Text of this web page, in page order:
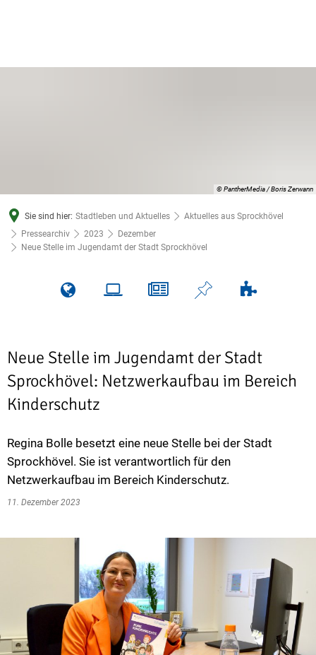
© PantherMedia / Boris Zerwann
Sie sind hier: Stadtleben und Aktuelles
Aktuelles aus Sprockhövel
Pressearchiv
2023
Dezember
Neue Stelle im Jugendamt der Stadt Sprockhövel
Neue Stelle im Jugendamt der Stadt
Sprockhövel: Netzwerkaufbau im Bereich
Kinderschutz
Regina Bolle besetzt eine neue Stelle bei der Stadt
Sprockhövel. Sie ist verantwortlich für den
Netzwerkaufbau im Bereich Kinderschutz.
11. Dezember 2023